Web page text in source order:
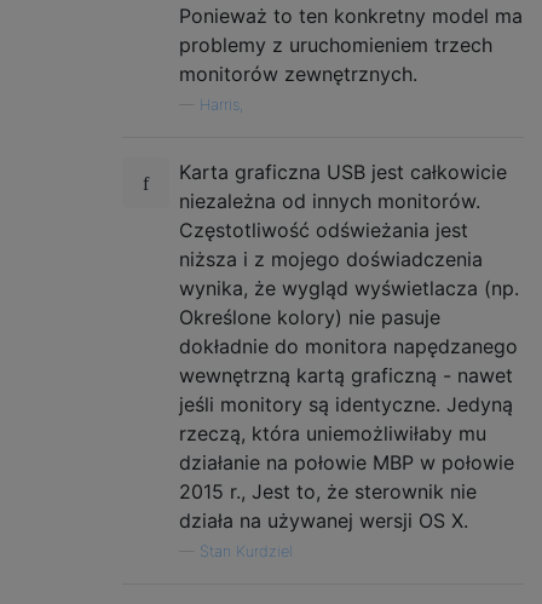
Ponieważ to ten konkretny model ma
problemy z uruchomieniem trzech
monitorów zewnętrznych.
Harris,
Karta graficzna USB jest całkowicie
niezależna od innych monitorów.
Częstotliwość odświeżania jest
niższa i z mojego doświadczenia
wynika, że ​​wygląd wyświetlacza (np.
Określone kolory) nie pasuje
dokładnie do monitora napędzanego
wewnętrzną kartą graficzną - nawet
jeśli monitory są identyczne. Jedyną
rzeczą, która uniemożliwiłaby mu
działanie na połowie MBP w połowie
2015 r., Jest to, że sterownik nie
działa na używanej wersji OS X.
Stan Kurdziel